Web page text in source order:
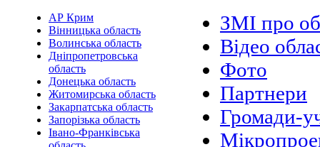
АР Крим
Вінницька область
Волинська область
Дніпропетровська
область
Донецька область
Житомирська область
Закарпатська область
Запорізька область
Івано-Франківська
ЗМІ про
Відео
Фото
Партнери
Громади-